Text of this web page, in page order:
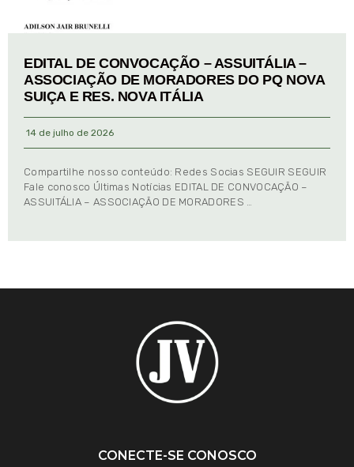
EDITAL DE CONVOCAÇÃO – ASSUITÁLIA –
ASSOCIAÇÃO DE MORADORES DO PQ NOVA
SUIÇA E RES. NOVA ITÁLIA
14 de julho de 2026
Compartilhe nosso conteúdo: Redes Socias SEGUIR SEGUIR
Fale conosco Últimas Notícias EDITAL DE CONVOCAÇÃO –
ASSUITÁLIA – ASSOCIAÇÃO DE MORADORES …
CONECTE-SE CONOSCO